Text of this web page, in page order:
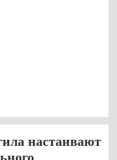
настаивают